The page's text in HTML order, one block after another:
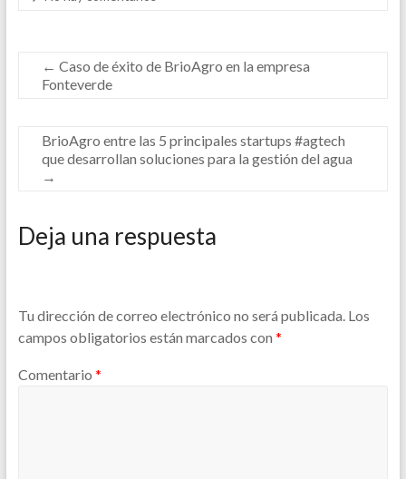
← Caso de éxito de BrioAgro en la empresa
Fonteverde
BrioAgro entre las 5 principales startups #agtech
que desarrollan soluciones para la gestión del agua
→
Deja una respuesta
Tu dirección de correo electrónico no será publicada. Los
campos obligatorios están marcados con *
Comentario *